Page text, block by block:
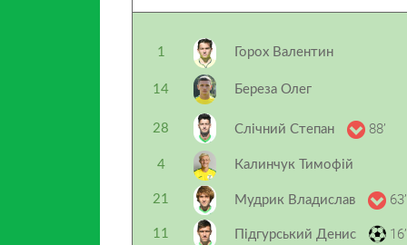
1 Горох Валентин
14 Береза Олег
28 Слічний Степан 88’
4 Калинчук Тимофій
21 Мудрик Владислав 63’
11 Підгурський Денис 16’